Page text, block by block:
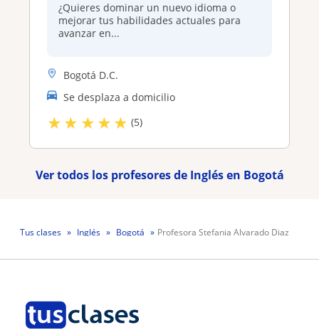
¿Quieres dominar un nuevo idioma o
mejorar tus habilidades actuales para
avanzar en...
Bogotá D.C.
Se desplaza a domicilio
★★ ★★★ (5)
Ver todos los profesores de Inglés en Bogotá
Tus clases Inglés Bogotá Profesora Stefania Alvarado Diaz